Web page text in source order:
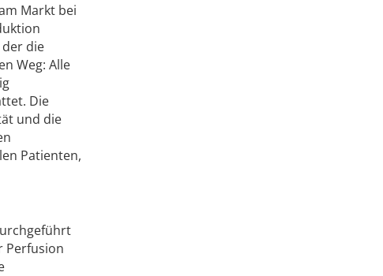
Markt bei
die
Weg: Alle
Die
und die
Patienten,
Perfusion